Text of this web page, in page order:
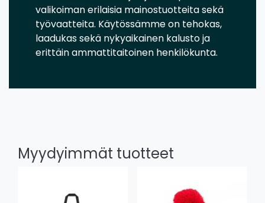
valikoiman erilaisia mainostuotteita sekä
työvaatteita. Käytössämme on tehokas,
laadukas sekä nykyaikainen kalusto ja
erittäin ammattitaitoinen henkilökunta.
Myydyimmät tuotteet